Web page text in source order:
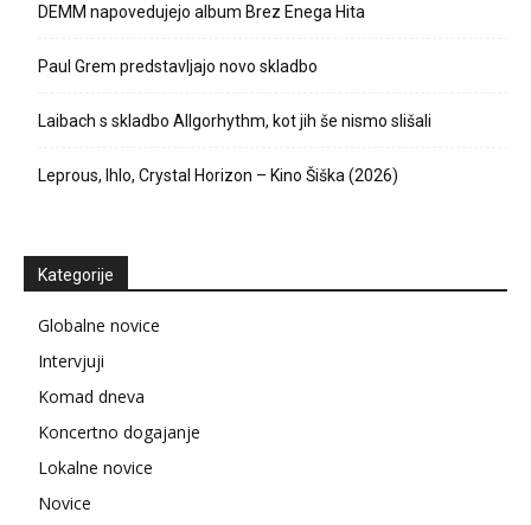
DEMM napovedujejo album Brez Enega Hita
Paul Grem predstavljajo novo skladbo
Laibach s skladbo Allgorhythm, kot jih še nismo slišali
Leprous, Ihlo, Crystal Horizon – Kino Šiška (2026)
Kategorije
Globalne novice
Intervjuji
Komad dneva
Koncertno dogajanje
Lokalne novice
Novice